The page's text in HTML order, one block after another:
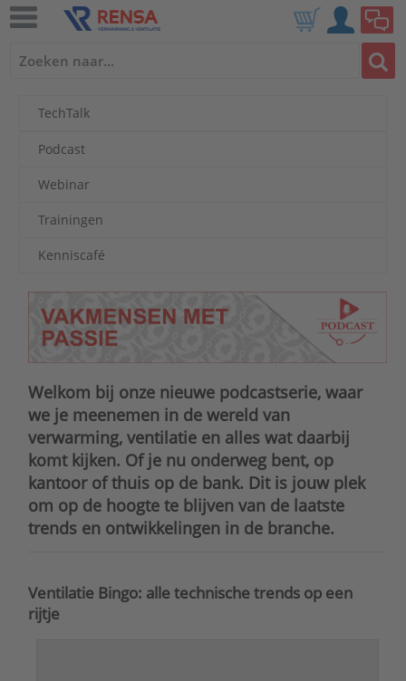
TechTalk
Podcast
Webinar
Trainingen
Kenniscafé
Welkom bij onze nieuwe podcastserie, waar
we je meenemen in de wereld van
verwarming, ventilatie en alles wat daarbij
komt kijken. Of je nu onderweg bent, op
kantoor of thuis op de bank. Dit is jouw plek
om op de hoogte te blijven van de laatste
trends en ontwikkelingen in de branche.
Ventilatie Bingo: alle technische trends op een
rijtje